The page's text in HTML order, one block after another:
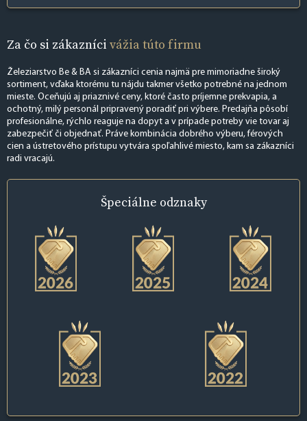
Za čo si zákazníci vážia túto firmu
Železiarstvo Be & BA si zákazníci cenia najmä pre mimoriadne široký
sortiment, vďaka ktorému tu nájdu takmer všetko potrebné na jednom
mieste. Oceňujú aj priaznivé ceny, ktoré často príjemne prekvapia, a
ochotný, milý personál pripravený poradiť pri výbere. Predajňa pôsobí
profesionálne, rýchlo reaguje na dopyt a v prípade potreby vie tovar aj
zabezpečiť či objednať. Práve kombinácia dobrého výberu, férových
cien a ústretového prístupu vytvára spoľahlivé miesto, kam sa zákazníci
radi vracajú.
Špeciálne odznaky